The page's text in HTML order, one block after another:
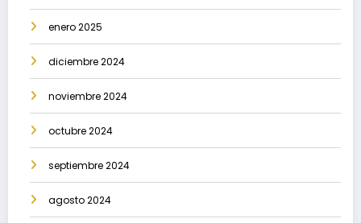
enero 2025
diciembre 2024
noviembre 2024
octubre 2024
septiembre 2024
agosto 2024